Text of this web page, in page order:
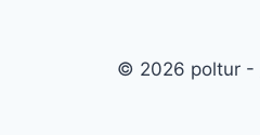
© 2026 poltur -